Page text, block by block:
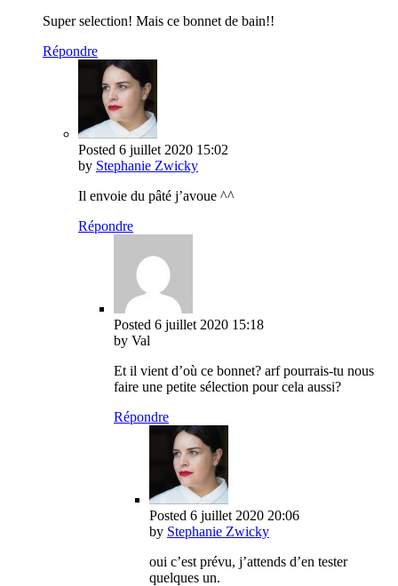
Super selection! Mais ce bonnet de bain!!
Répondre
Posted 6 juillet 2020 15:02
by Stephanie Zwicky
Il envoie du pâté j’avoue ^^
Répondre
Posted 6 juillet 2020 15:18
by Val
Et il vient d’où ce bonnet? arf pourrais-tu nous
faire une petite sélection pour cela aussi?
Répondre
Posted 6 juillet 2020 20:06
by Stephanie Zwicky
oui c’est prévu, j’attends d’en tester
quelques un.